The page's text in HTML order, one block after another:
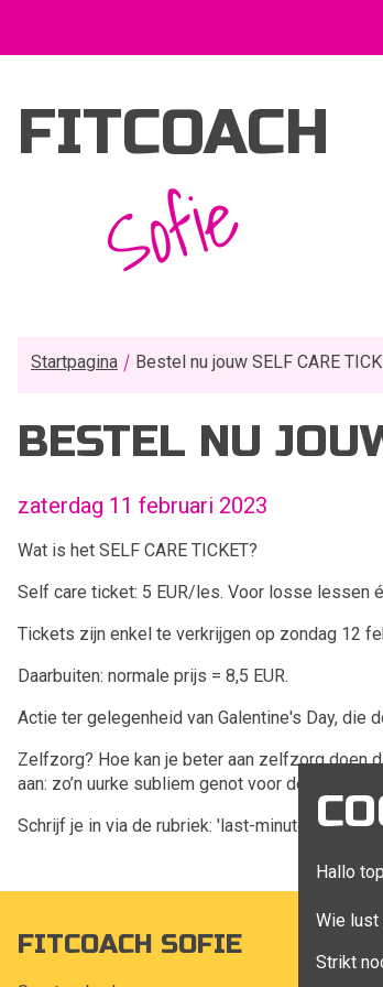
FITCOACH
Sofie
Hallo
Wie lust
Strikt
Startpagina Bestel nu jouw SELF CARE
BESTEL NU
zaterdag 11 februari 2023
Wat is het SELF CARE TICKET?
Self care ticket: 5 EUR/les. Voor losse lessen
Tickets zijn enkel te verkrijgen op zondag 12
Daarbuiten: normale prijs = 8,5 EUR.
Actie ter gelegenheid van Galentine's Day, die
Zelfzorg? Hoe kan je beter aan zelfzorg doen
aan: zo’n uurke subliem genot voor de
Schrijf je in via de rubriek: 'last-minutes'!
FITCOACH SOFIE